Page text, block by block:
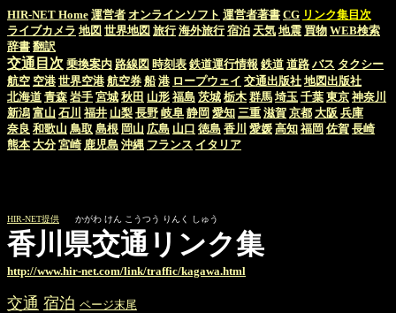
HIR-NET Home 運営者 オンラインソフト 運営者著書 CG リンク集目次
ライブカメラ 地図 世界地図 旅行 海外旅行 宿泊 天気 地震 買物 WEB検索
辞書 翻訳
交通目次 乗換案内 路線図 時刻表 鉄道運行情報 鉄道 道路 バス タクシー
航空 空港 世界空港 航空券 船 港 ロープウェイ 交通出版社 地図出版社
北海道 青森 岩手 宮城 秋田 山形 福島 茨城 栃木 群馬 埼玉 千葉 東京 神奈川
新潟 富山 石川 福井 山梨 長野 岐阜 静岡 愛知 三重 滋賀 京都 大阪 兵庫
奈良 和歌山 鳥取 島根 岡山 広島 山口 徳島 香川 愛媛 高知 福岡 佐賀 長崎
熊本 大分 宮崎 鹿児島 沖縄 フランス イタリア
HIR-NET提供 かがわ けん こうつう りんく しゅう
香川県交通リンク集
http://www.hir-net.com/link/traffic/kagawa.html
交通 宿泊 ページ末尾